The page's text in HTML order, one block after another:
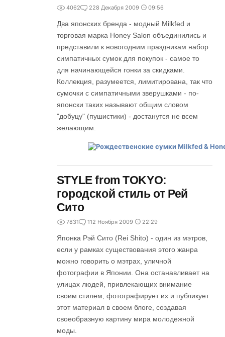
4062 228 Декабря 2009 09:56
Два японских бренда - модный Milkfed и
торговая марка Honey Salon объединились и
представили к новогодним праздникам набор
симпатичных сумок для покупок - самое то
для начинающейся гонки за скидками.
Коллекция, разумеется, лимитирована, так что
сумочки с симпатичными зверушками - по-
японски таких называют общим словом
"добуцу" (пушистики) - достанутся не всем
желающим.
STYLE from TOKYO:
городской стиль от Рей
Сито
7831 112 Ноября 2009 22:29
Японка Рэй Сито (Rei Shito) - один из мэтров,
если у рамках существования этого жанра
можно говорить о мэтрах, уличной
фотографии в Японии. Она останавливает на
улицах людей, привлекающих внимание
своим стилем, фотографирует их и публикует
этот материал в своем блоге, создавая
своеобразную картину мира молодежной
моды.